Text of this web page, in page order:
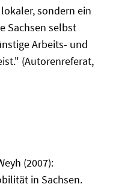
sondern ein
Sachsen selbst
Arbeits- und
(Autorenreferat,
(2007):
in Sachsen.